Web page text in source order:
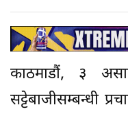
काठमाडौं, ३
सट्टेबाजीसम्बन्धी